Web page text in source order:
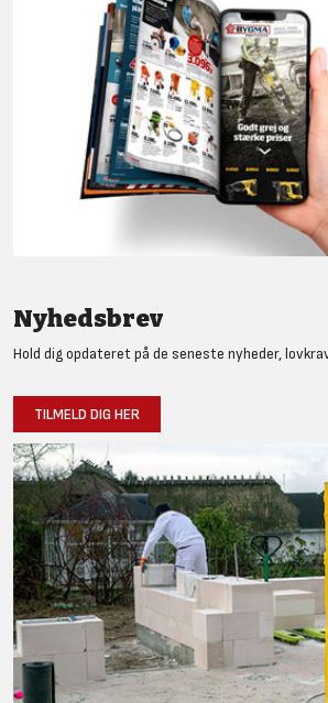
Nyhedsbrev
Hold dig opdateret på de seneste nyheder,
TILMELD DIG HER